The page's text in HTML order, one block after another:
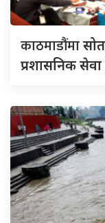
काठमाडौंमा
प्रशासनिक सेवा